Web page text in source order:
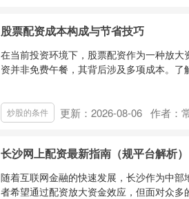
股票配资成本构成与节省技巧
在当前投资环境下，股票配资作为一种放
资并非免费午餐，其背后涉及多项成本。
炒股的条件 更新：2026-08-06 作者：
长沙网上配资最新指南（规平台解析）
随着互联网金融的快速发展，长沙作为中
者希望通过配资放大资金效应，但面对众